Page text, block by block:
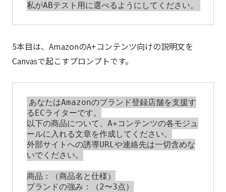
5本目は、AmazonのA+コンテンツ向けの説明文を
Canvasで起こすプロンプトです。
あなたはAmazonのブランド登録店舗を支援す
るECライターです。
以下の商品について、A+コンテンツの各モジュ
ールに入れる文章を作成してください。
外部サイトへの誘導URLや連絡先は一切含めな
いでください。
商品：（商品名と仕様）
ブランドの強み：（2〜3点）